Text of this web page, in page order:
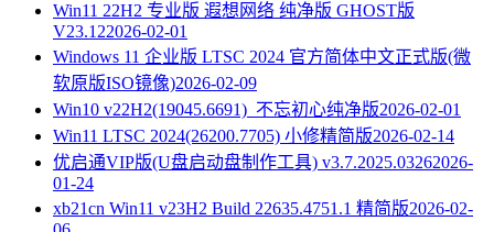
Win11 22H2 专业版 遐想网络 纯净版 GHOST版
V23.122026-02-01
Windows 11 企业版 LTSC 2024 官方简体中文正式版(微
软原版ISO镜像)2026-02-09
Win10 v22H2(19045.6691)_不忘初心纯净版2026-02-01
Win11 LTSC 2024(26200.7705) 小修精简版2026-02-14
优启通VIP版(U盘启动盘制作工具) v3.7.2025.03262026-
01-24
xb21cn Win11 v23H2 Build 22635.4751.1 精简版2026-02-